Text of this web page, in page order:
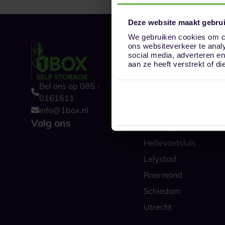
Deze website maakt
We gebruiken cookies om
ons websiteverkeer te
social media, adverteren
aan ze heeft verstrekt of
Bel ons op 085 -
0161611
info@1box.nl
Volg ons
Onze
Alkmaar
Hellevoetsluis
Lelystad
Roermond
Schiedam
Utrecht